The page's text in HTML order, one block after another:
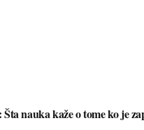
nauka kaže o tome ko je